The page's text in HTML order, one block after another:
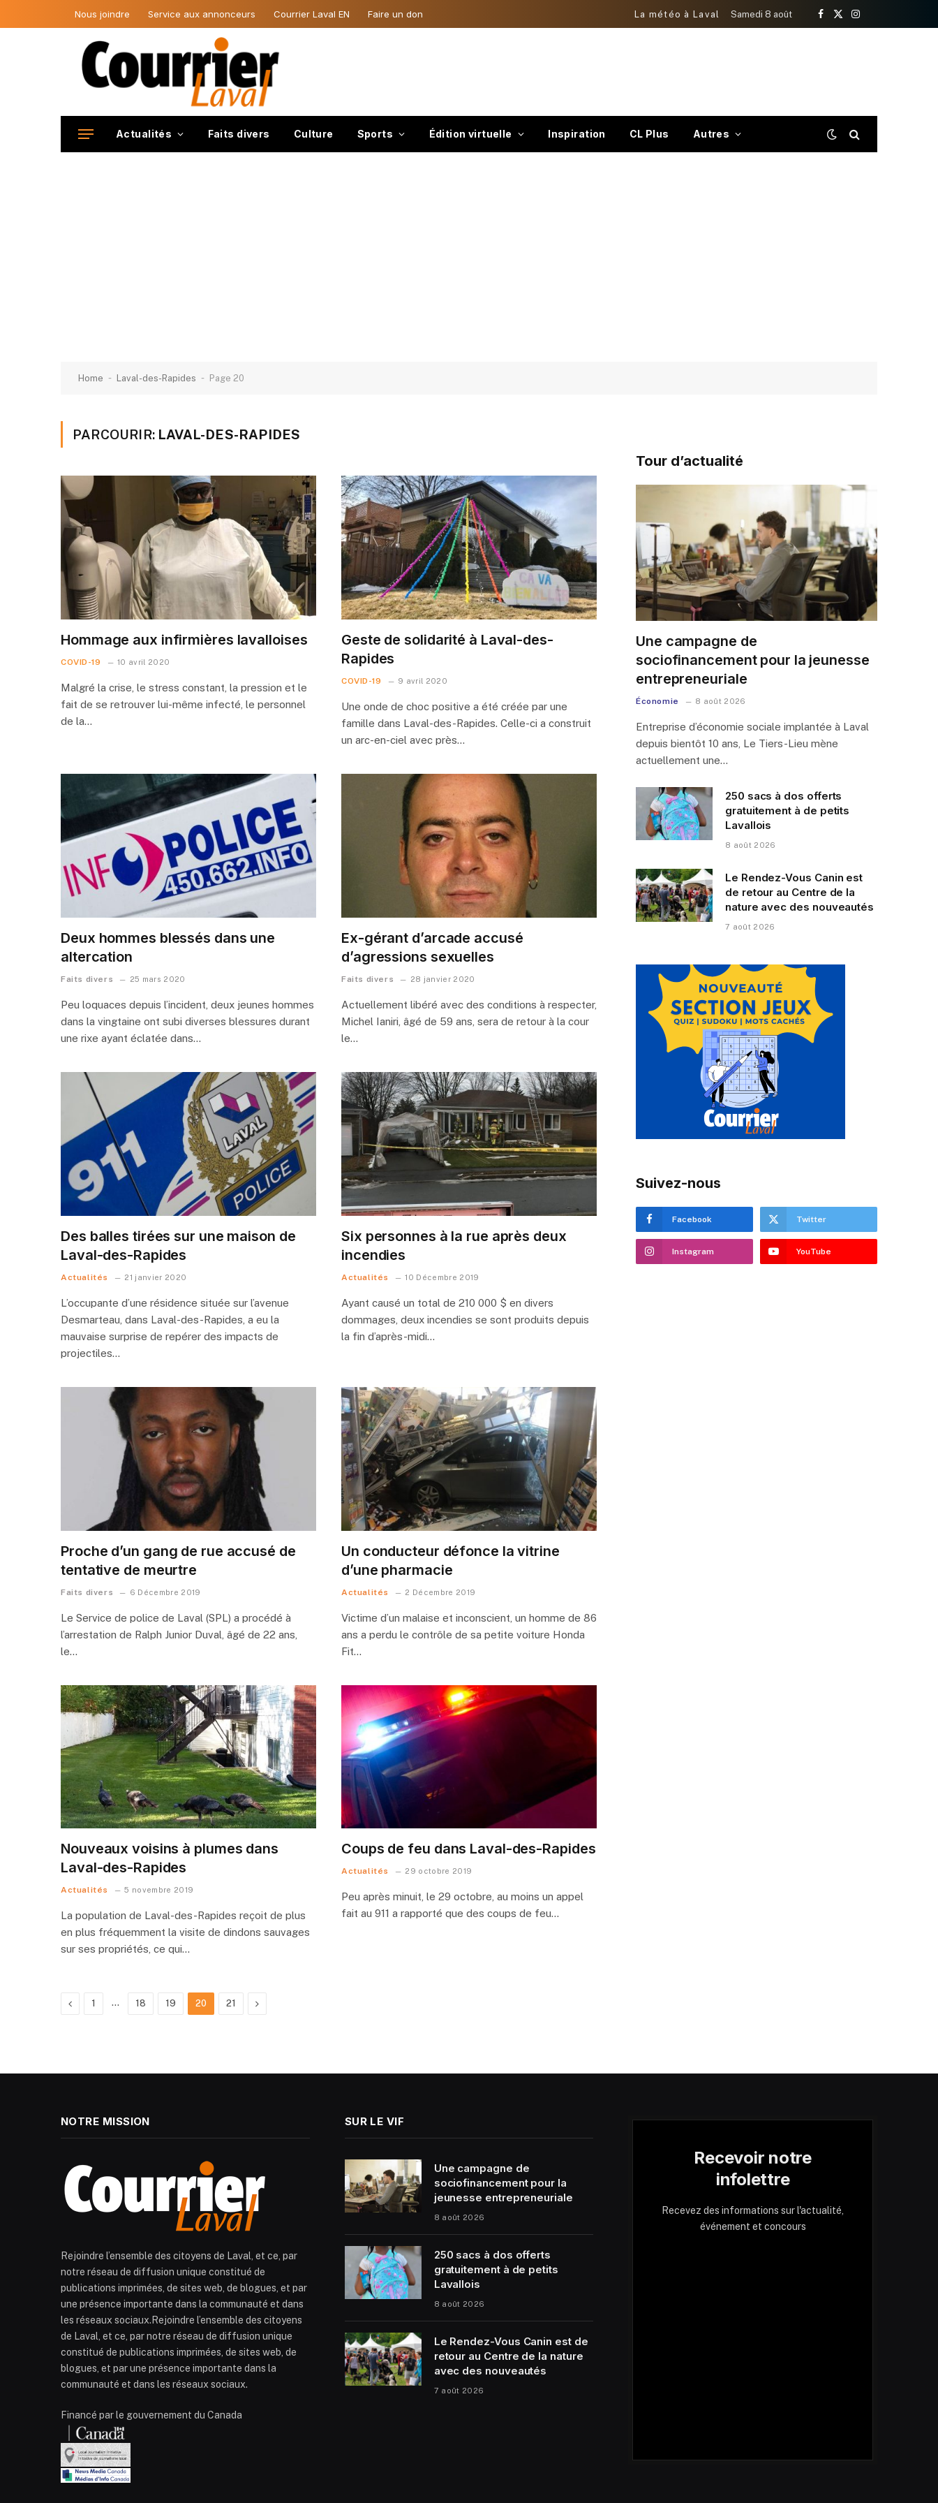
Nous joindre Service aux annonceurs Courrier Laval EN Faire un don La météo à Laval Samedi 8 août
Facebook
X
Instagram
Actualités Faits divers Culture Sports Édition virtuelle Inspiration CL Plus Autres
Home - Laval-des-Rapides - Page 20
PARCOURIR: LAVAL-DES-RAPIDES
Hommage aux infirmières lavalloises
COVID-19 10 avril 2020
Malgré la crise, le stress constant, la pression et le
fait de se retrouver lui-même infecté, le personnel
de la…
Geste de solidarité à Laval-des-
Rapides
COVID-19 9 avril 2020
Une onde de choc positive a été créée par une
famille dans Laval-des-Rapides. Celle-ci a construit
un arc-en-ciel avec près…
Deux hommes blessés dans une
altercation
Faits divers 25 mars 2020
Peu loquaces depuis l’incident, deux jeunes hommes
dans la vingtaine ont subi diverses blessures durant
une rixe ayant éclatée dans…
Ex-gérant d’arcade accusé
d’agressions sexuelles
Faits divers 28 janvier 2020
Actuellement libéré avec des conditions à respecter,
Michel Ianiri, âgé de 59 ans, sera de retour à la cour
le…
Des balles tirées sur une maison de
Laval-des-Rapides
Actualités 21 janvier 2020
L’occupante d’une résidence située sur l’avenue
Desmarteau, dans Laval-des-Rapides, a eu la
mauvaise surprise de repérer des impacts de
projectiles…
Six personnes à la rue après deux
incendies
Actualités 10 Décembre 2019
Ayant causé un total de 210 000 $ en divers
dommages, deux incendies se sont produits depuis
la fin d’après-midi…
Proche d’un gang de rue accusé de
tentative de meurtre
Faits divers 6 Décembre 2019
Le Service de police de Laval (SPL) a procédé à
l’arrestation de Ralph Junior Duval, âgé de 22 ans,
le…
Un conducteur défonce la vitrine
d’une pharmacie
Actualités 2 Décembre 2019
Victime d’un malaise et inconscient, un homme de 86
ans a perdu le contrôle de sa petite voiture Honda
Fit…
Nouveaux voisins à plumes dans
Laval-des-Rapides
Actualités 5 novembre 2019
La population de Laval-des-Rapides reçoit de plus
en plus fréquemment la visite de dindons sauvages
sur ses propriétés, ce qui…
Coups de feu dans Laval-des-Rapides
Actualités 29 octobre 2019
Peu après minuit, le 29 octobre, au moins un appel
fait au 911 a rapporté que des coups de feu…
Previous
1 … 18 19 20 21 Next
Tour d’actualité
Une campagne de
sociofinancement pour la jeunesse
entrepreneuriale
Économie 8 août 2026
Entreprise d’économie sociale implantée à Laval
depuis bientôt 10 ans, Le Tiers-Lieu mène
actuellement une…
250 sacs à dos offerts
gratuitement à de petits
Lavallois
8 août 2026
Le Rendez-Vous Canin est
de retour au Centre de la
nature avec des nouveautés
7 août 2026
Suivez-nous
Facebook Twitter
Instagram YouTube
NOTRE MISSION
Rejoindre l’ensemble des citoyens de Laval, et ce, par
notre réseau de diffusion unique constitué de
publications imprimées, de sites web, de blogues, et par
une présence importante dans la communauté et dans
les réseaux sociaux.Rejoindre l’ensemble des citoyens
de Laval, et ce, par notre réseau de diffusion unique
constitué de publications imprimées, de sites web, de
blogues, et par une présence importante dans la
communauté et dans les réseaux sociaux.
Financé par le gouvernement du Canada
SUR LE VIF
Une campagne de
sociofinancement pour la
jeunesse entrepreneuriale
8 août 2026
250 sacs à dos offerts
gratuitement à de petits
Lavallois
8 août 2026
Le Rendez-Vous Canin est de
retour au Centre de la nature
avec des nouveautés
7 août 2026
Recevoir notre
infolettre
Recevez des informations sur l'actualité,
événement et concours